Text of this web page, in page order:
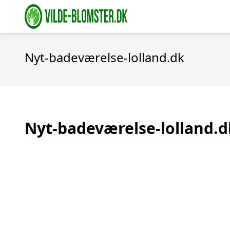
Nyt-badeværelse-lolland.dk
Nyt-badeværelse-